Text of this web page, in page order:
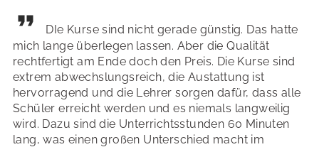
DIe Kurse sind nicht gerade günstig. Das hatte
mich lange überlegen lassen. Aber die Qualität
rechtfertigt am Ende doch den Preis. Die Kurse sind
extrem abwechslungsreich, die Austattung ist
hervorragend und die Lehrer sorgen dafür, dass alle
Schüler erreicht werden und es niemals langweilig
wird. Dazu sind die Unterrichtsstunden 60 Minuten
lang, was einen großen Unterschied macht im